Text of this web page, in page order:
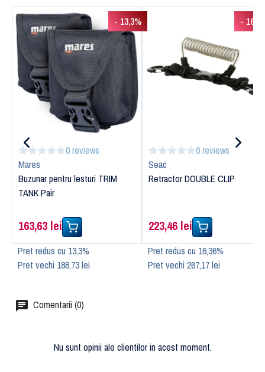
- 13,3%
0 reviews
Mares
Buzunar pentru lesturi TRIM
TANK Pair
163,63 lei
Pret redus cu 13,3%
Pret vechi 188,73 lei
-
0 reviews
Seac
Retractor DOUBLE CLIP
223,46 lei
Pret redus cu 16,36%
Pret vechi 267,17 lei
Comentarii (0)
Nu sunt opinii ale clientilor in acest moment.